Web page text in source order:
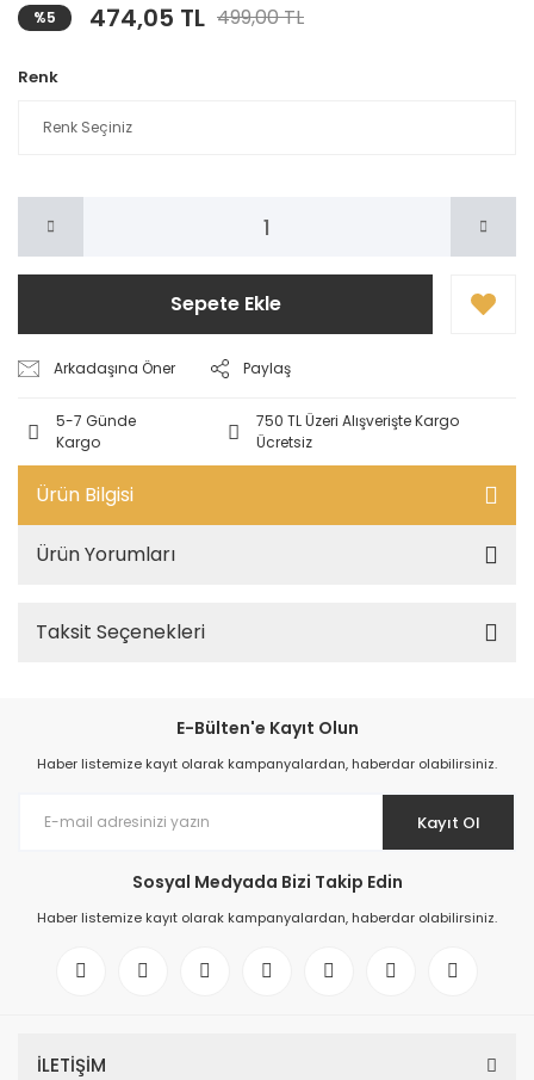
%5 474,05 TL 499,00 TL
Renk
Sepete Ekle
Arkadaşına Öner Paylaş
5-7 Günde
Kargo
750 TL Üzeri Alışverişte Kargo
Ücretsiz
Ürün Bilgisi
Ürün Yorumları
Taksit Seçenekleri
E-Bülten'e Kayıt Olun
Haber listemize kayıt olarak kampanyalardan, haberdar olabilirsiniz.
Kayıt Ol
Sosyal Medyada Bizi Takip Edin
Haber listemize kayıt olarak kampanyalardan, haberdar olabilirsiniz.
İLETİŞİM